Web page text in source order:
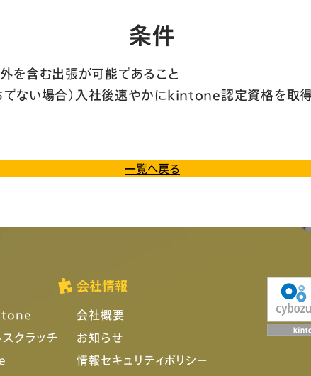
条件
を含む出張が可能であること
ない場合）入社後速やかにkintone認定資格を取
一覧へ戻る
クラッチ
会社情報
会社概要
お知らせ
情報セキュリティポリシー